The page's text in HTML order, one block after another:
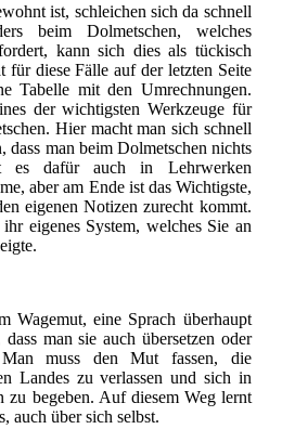
ist, schleichen sich da schnell
beim Dolmetschen, welches
kann sich dies als tückisch
für diese Fälle auf der letzten Seite
Tabelle mit den Umrechnungen.
der wichtigsten Werkzeuge für
Hier macht man sich schnell
dass man beim Dolmetschen nichts
es dafür auch in Lehrwerken
aber am Ende ist das Wichtigste,
eigenen Notizen zurecht kommt.
eigenes System, welches Sie an
Wagemut, eine Sprach überhaupt
man sie auch übersetzen oder
Man muss den Mut fassen, die
Landes zu verlassen und sich in
zu begeben. Auf diesem Weg lernt
auch über sich selbst.